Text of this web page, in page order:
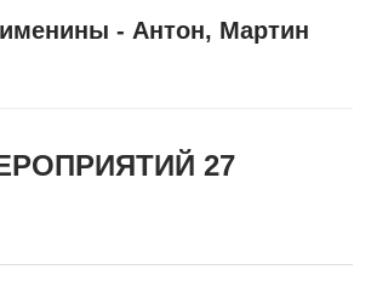
- Антон, Мартин
27